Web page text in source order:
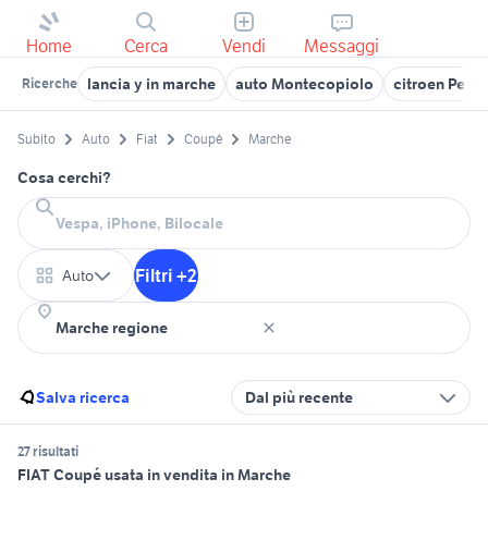
Home Cerca Vendi Messaggi
Ricerche lancia y in marche auto Montecopiolo citroen
Subito Auto Fiat Coupé Marche
Cosa cerchi?
Auto Filtri +2
Salva ricerca Dal più recente
27 risultati
FIAT Coupé usata in vendita in Marche